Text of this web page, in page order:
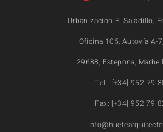
Urbanización El Saladillo,
Oficina 105, Autovía A-
29688, Estepona,
Tel.: [+34] 952 79
Fax: [+34] 952 79